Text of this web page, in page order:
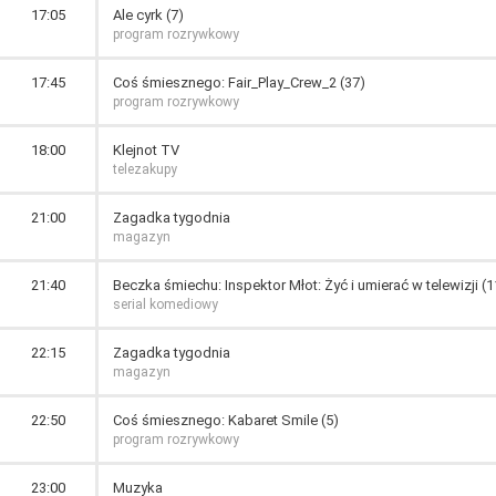
17:05 Ale cyrk (7)
program rozrywkowy
17:45 Coś śmiesznego: Fair_Play_Crew_2 (37)
program rozrywkowy
18:00 Klejnot TV
telezakupy
21:00 Zagadka tygodnia
magazyn
21:40 Beczka śmiechu: Inspektor Młot: Żyć i umierać w telewizji
serial komediowy
22:15 Zagadka tygodnia
magazyn
22:50 Coś śmiesznego: Kabaret Smile (5)
program rozrywkowy
23:00 Muzyka